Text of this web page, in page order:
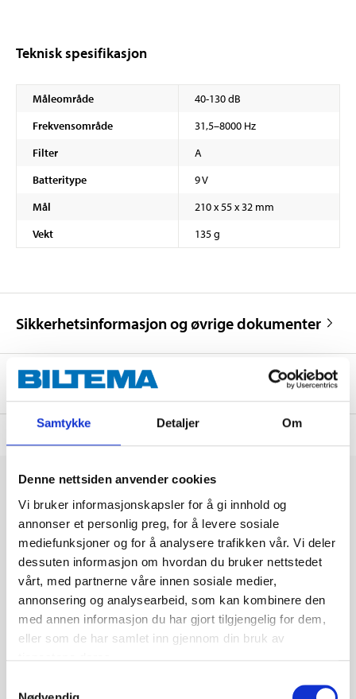
Samtykke Detaljer Om
Denne nettsiden anvender cookies
Vi bruker informasjonskapsler for å gi innhold og
annonser et personlig preg, for å levere sosiale
mediefunksjoner og for å analysere trafikken vår. Vi deler
dessuten informasjon om hvordan du bruker nettstedet
vårt, med partnerne våre innen sosiale medier,
annonsering og analysearbeid, som kan kombinere den
med annen informasjon du har gjort tilgjengelig for dem,
eller som de har samlet inn gjennom din bruk av
Teknisk spesifikasjon
Måleområde
40-130 dB
Frekvensområde
31,5–8000 Hz
Filter
A
Batteritype
9 V
Mål
210 x 55 x 32 mm
Vekt
135 g
Sikkerhetsinformasjon og øvrige dokumenter
Om produsenten